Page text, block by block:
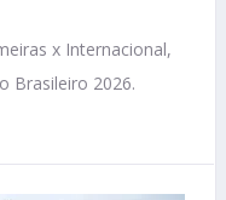
x Internacional,
Brasileiro 2026.